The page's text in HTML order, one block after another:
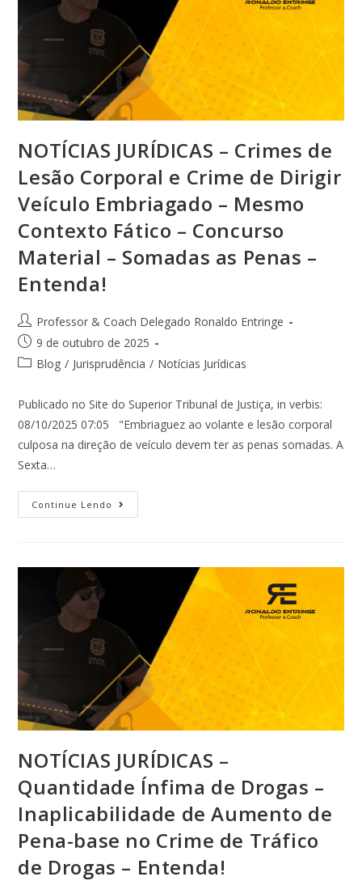
NOTÍCIAS JURÍDICAS – Crimes de
Lesão Corporal e Crime de Dirigir
Veículo Embriagado – Mesmo
Contexto Fático – Concurso
Material – Somadas as Penas –
Entenda!
Professor & Coach Delegado Ronaldo Entringe
9 de outubro de 2025
Blog / Jurisprudência / Notícias Jurídicas
Publicado no Site do Superior Tribunal de Justiça, in verbis:
08/10/2025 07:05 "Embriaguez ao volante e lesão corporal
culposa na direção de veículo devem ter as penas somadas. A
Sexta…
Continue Lendo
NOTÍCIAS JURÍDICAS –
Quantidade Ínfima de Drogas –
Inaplicabilidade de Aumento de
Pena-base no Crime de Tráfico
de Drogas – Entenda!